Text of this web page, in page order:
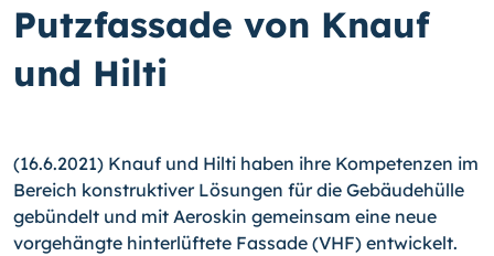
Putzfassade von Knauf
und Hilti
(16.6.2021) Knauf und Hilti haben ihre Kompetenzen im
Bereich konstruktiver Lösungen für die Gebäudehülle
gebündelt und mit Aeroskin gemeinsam eine neue
vorgehängte hinterlüftete Fassade (VHF) entwickelt.